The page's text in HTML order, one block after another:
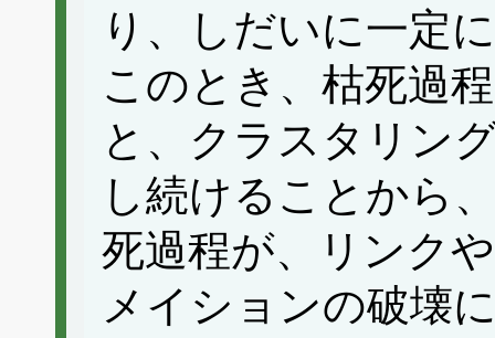
り、しだいに一定
このとき、枯死過
と、クラスタリン
し続けることから
死過程が、リンク
メイションの破壊